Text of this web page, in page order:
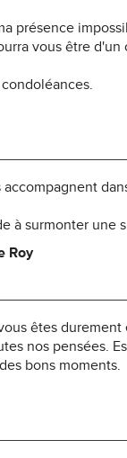
présence
vous être d'un
accompagnent
à surmonter une
Roy
êtes
nos pensées.
bons moments.